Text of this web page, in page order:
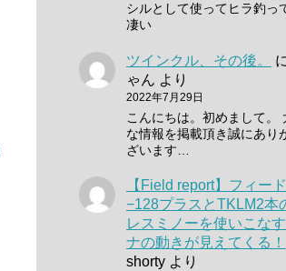
シルとして使ってヒラ釣っ
凄い
ツインクル、その後。
ゃん より
2022年7月29日
こんにちは。初めまして。
な情報を掲載頂き誠にあり
ざいます…
【Field report】フィー
−128プラスとTKLM2本
レスミノーを使いこな
ナの動きが見えてくる！
shorty より